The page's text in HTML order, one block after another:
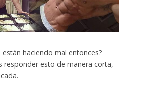
están haciendo mal entonces?
responder esto de manera corta,